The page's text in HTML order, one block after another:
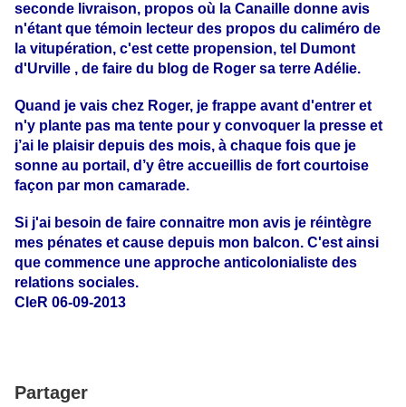
seconde livraison, propos où la Canaille donne avis
n'étant que témoin lecteur des propos du caliméro de
la vitupération, c'est cette propension, tel Dumont
d'Urville , de faire du blog de Roger sa terre Adélie.
Quand je vais chez Roger, je frappe avant d'entrer et
n'y plante pas ma tente pour y convoquer la presse et
j’ai le plaisir depuis des mois, à chaque fois que je
sonne au portail, d’y être accueillis de fort courtoise
façon par mon camarade.
Si j'ai besoin de faire connaitre mon avis je réintègre
mes pénates et cause depuis mon balcon. C'est ainsi
que commence une approche anticolonialiste des
relations sociales.
CleR 06-09-2013
Partager